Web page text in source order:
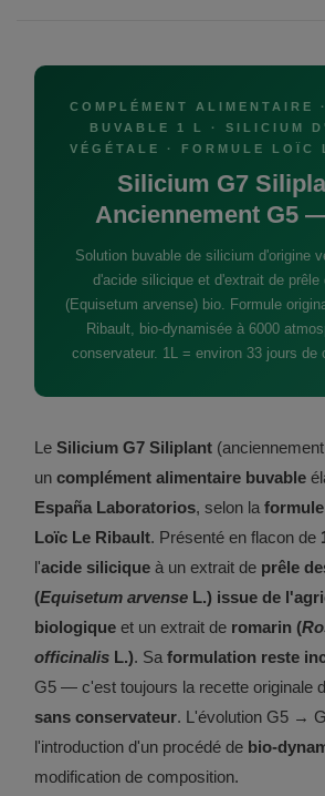
COMPLÉMENT ALIMENTAIRE
BUVABLE 1 L · SILICIUM
VÉGÉTALE · FORMULE LOÏC
Silicium G7
Anciennement G5
Solution buvable de silicium d'origine
d'acide silicique et d'extrait de prêle
(Equisetum arvense) bio. Formule
Ribault, bio-dynamisée à 6000
conservateur. 1L = environ 33 jours de
Le Silicium G7 Siliplant (anciennement
un complément alimentaire buvable
España Laboratorios, selon la
Loïc Le Ribault. Présenté en flacon de
l'acide silicique à un extrait de prêle
(Equisetum arvense L.) issue de
biologique et un extrait de romarin (
officinalis L.). Sa formulation reste
G5 — c'est toujours la recette originale
sans conservateur. L'évolution G5 →
l'introduction d'un procédé de bio-
modification de composition.